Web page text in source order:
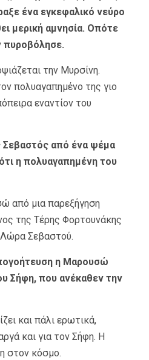
ένα εγκεφαλικό νεύρο
μερική αμνησία. Οπότε
πυροβόλησε.
την Μυρσίνη.
πολυαγαπημένο της γιο
εναντίον του
από ένα ψέμα
η πολυαγαπημένη του
από μια παρεξήγηση
της Τέρης Φορτουνάκης
Σεβαστού.
η Μαρουσώ
Σήφη, που ανέκαθεν την
και πάλι ερωτικά,
και για τον Σήφη. Η
στον κόσμο.